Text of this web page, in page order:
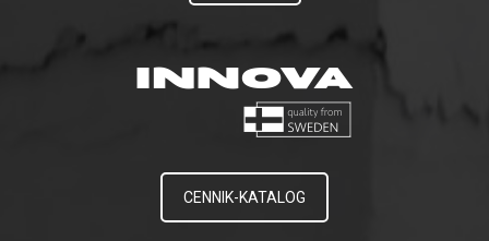
CENNIK-KATALOG